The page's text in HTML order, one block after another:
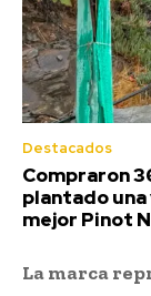
Destacados
Compraron
plantado
mejor Pinot
La marca